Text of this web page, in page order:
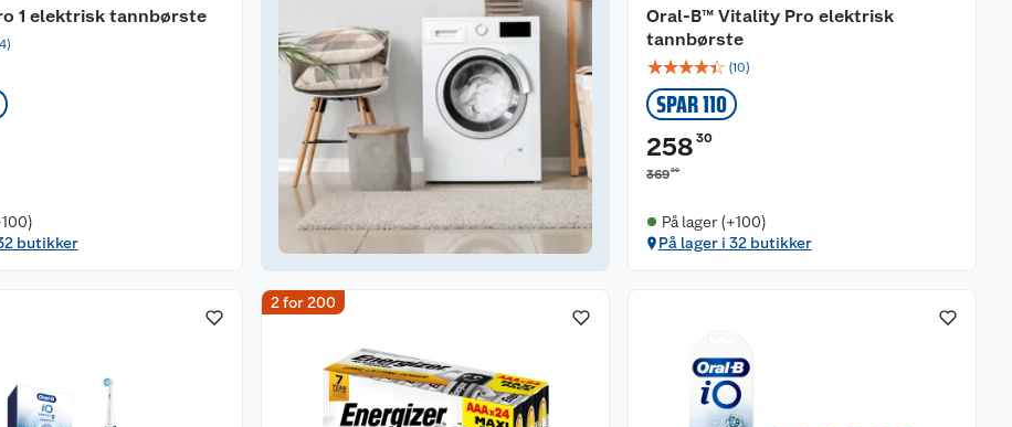
1 elektrisk tannbørste
4)
butikker
Oral-B™ Vitality Pro elektrisk
tannbørste
☆☆☆☆☆ (10)
SPAR 110
258 30
36900
På lager (+100)
På lager i 32 butikker
2 for 200